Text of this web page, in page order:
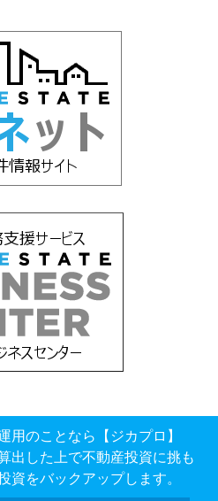
用のことなら【ジカプロ】
出した上で不動産投資に挑も
資をバックアップします。